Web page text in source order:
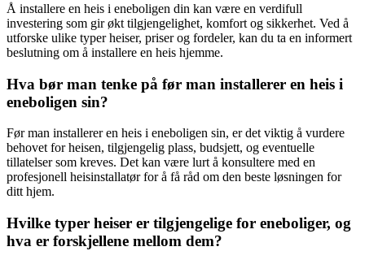
Å installere en heis i eneboligen din kan være en verdifull
investering som gir økt tilgjengelighet, komfort og sikkerhet. Ved å
utforske ulike typer heiser, priser og fordeler, kan du ta en informert
beslutning om å installere en heis hjemme.
Hva bør man tenke på før man installerer en heis i
eneboligen sin?
Før man installerer en heis i eneboligen sin, er det viktig å vurdere
behovet for heisen, tilgjengelig plass, budsjett, og eventuelle
tillatelser som kreves. Det kan være lurt å konsultere med en
profesjonell heisinstallatør for å få råd om den beste løsningen for
ditt hjem.
Hvilke typer heiser er tilgjengelige for eneboliger, og
hva er forskjellene mellom dem?